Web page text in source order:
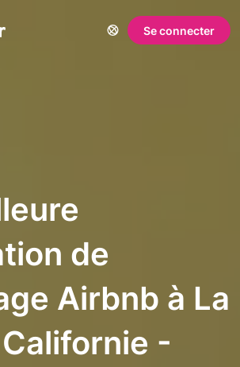
Se connecter
de
Airbnb à La
-